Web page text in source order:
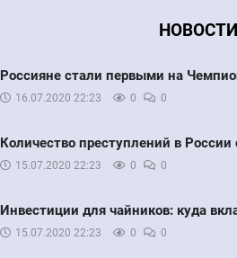
НОВОСТИ
Россияне стали первыми на
16.07.2020 22:23 0 0
Количество преступлений в России
15.07.2020 22:23 0 0
Инвестиции для чайников: куда
15.07.2020 22:23 0 0